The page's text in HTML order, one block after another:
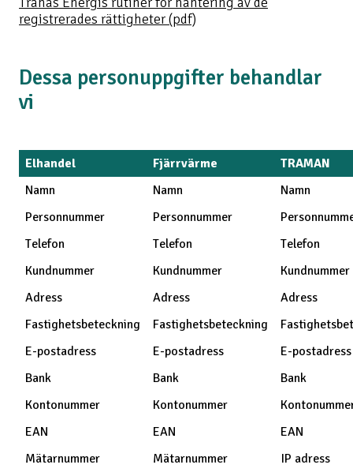
registrerades rättigheter (pdf)
Dessa personuppgifter behandlar
vi
Elhandel Fjärrvärme
TRAMAN
Namn
Namn
Namn
Personnummer
Personnummer
Telefon
Telefon
Telefon
Kundnummer
Kundnummer
Kundnummer
Adress
Adress
Adress
Fastighetsbeteckning
Fastighetsbeteckning
E-postadress
E-postadress
E-postadress
Bank
Bank
Bank
Kontonummer
Kontonummer
EAN
EAN
EAN
Mätarnummer
Mätarnummer
IP adress